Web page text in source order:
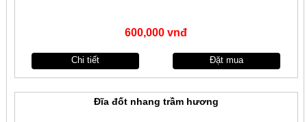
600,000 vnđ
Chi tiết Đặt mua
Đĩa đốt nhang trầm hương